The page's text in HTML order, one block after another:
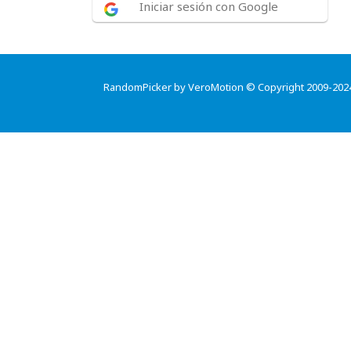
Iniciar sesión con Google
RandomPicker by VeroMotion © Copyright 2009-